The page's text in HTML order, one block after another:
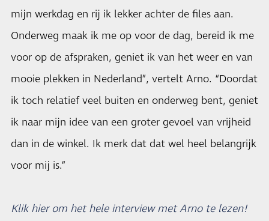
mijn werkdag en rij ik lekker achter de files aan.
Onderweg maak ik me op voor de dag, bereid ik me
voor op de afspraken, geniet ik van het weer en van
mooie plekken in Nederland”, vertelt Arno. “Doordat
ik toch relatief veel buiten en onderweg bent, geniet
ik naar mijn idee van een groter gevoel van vrijheid
dan in de winkel. Ik merk dat dat wel heel belangrijk
voor mij is.”
Klik hier om het hele interview met Arno te lezen!